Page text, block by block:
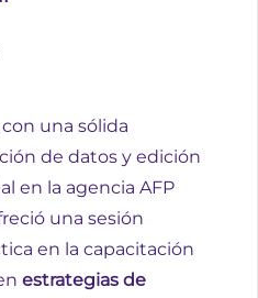
una sólida
de datos y edición
en la agencia AFP
una sesión
en la capacitación
estrategias de